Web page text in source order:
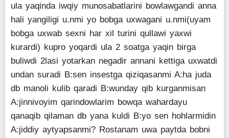
ula yaqinda iwqiy munosabatlarini bowlawgandi anna
hali yangiligi u.nmi yo bobga uxwagani u.nmi(uyam
bobga uxwab sexni har xil turini qullawi yaxwi
kurardi) kupro yoqardi ula 2 soatga yaqin birga
buliwdi 2lasi yotarkan negadir annani kettiga uxwatdi
undan suradi B:sen insestga qiziqasanmi A:ha juda
db manoli kulib qaradi B:wunday qib kurganmisan
A:jinnivoyim qarindowlarim bowqa wahardayu
qanaqib qilaman db yana kuldi B:yo sen hohlarmidin
A:jiddiy aytyapsanmi? Rostanam uwa paytda bobni